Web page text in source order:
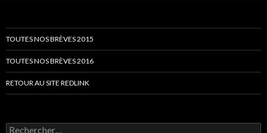
TOUTES NOS BRÈVES 2015
TOUTES NOS BRÈVES 2016
RETOUR AU SITE REDLINK
Rechercher :